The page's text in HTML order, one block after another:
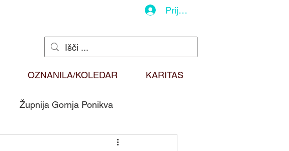
Prijava
OZNANILA/KOLEDAR KARITAS
Župnija Gornja Ponikva
Duhovna misel